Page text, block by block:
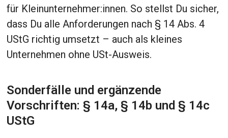
für Kleinunternehmer:innen. So stellst Du sicher,
dass Du alle Anforderungen nach § 14 Abs. 4
UStG richtig umsetzt – auch als kleines
Unternehmen ohne USt-Ausweis.
Sonderfälle und ergänzende
Vorschriften: § 14a, § 14b und § 14c
UStG